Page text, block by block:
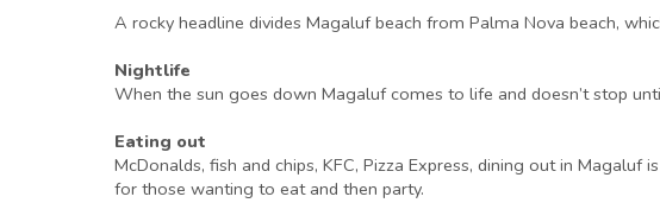
A rocky headline divides Magaluf beach from Palma Nova beach,
Nightlife
When the sun goes down Magaluf comes to life and doesn’t stop
Eating out
McDonalds, fish and chips, KFC, Pizza Express, dining out in
for those wanting to eat and then party.